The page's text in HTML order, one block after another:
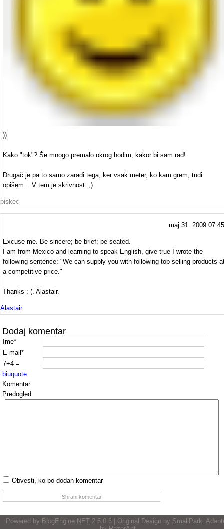
))
Kako "tok"? Še mnogo premalo okrog hodim, kakor bi sam rad!
Drugač je pa to samo zaradi tega, ker vsak meter, ko kam grem, tudi
opišem... V tem je skrivnost. ;)
piskec
maj 31. 2009 07:45
Excuse me. Be sincere; be brief; be seated.
I am from Mexico and learning to speak English, give true I wrote the
following sentence: "We can supply you with following top selling products
a competitive price."
Thanks :-(. Alastair.
Alastair
Dodaj komentar
Ime*
E-mail*
7+4 =
biuquote
Komentar
Predogled
Obvesti, ko bo dodan komentar
Powered by BlogEngine.NET 2.5.0.6 | Original Design by SmallPark,